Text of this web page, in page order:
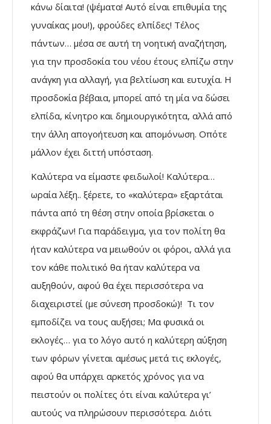
κάνω δίαιτα! (ψέματα! Αυτό είναι επιθυμία της
γυναίκας μου!), φρούδες ελπίδες! Τέλος
πάντων… μέσα σε αυτή τη νοητική αναζήτηση,
για την προσδοκία του νέου έτους ελπίζω στην
ανάγκη για αλλαγή, για βελτίωση και ευτυχία. Η
προσδοκία βέβαια, μπορεί από τη μία να δώσει
ελπίδα, κίνητρο και δημιουργικότητα, αλλά από
την άλλη απογοήτευση και απομόνωση. Οπότε
μάλλον έχει διττή υπόσταση.
Καλύτερα να είμαστε φειδωλοί! Καλύτερα…
ωραία λέξη.. ξέρετε, το «καλύτερα» εξαρτάται
πάντα από τη θέση στην οποία βρίσκεται ο
εκφράζων! Για παράδειγμα, για τον πολίτη θα
ήταν καλύτερα να μειωθούν οι φόροι, αλλά για
τον κάθε πολιτικό θα ήταν καλύτερα να
αυξηθούν, αφού θα έχει περισσότερα να
διαχειριστεί (με σύνεση προσδοκώ)! Τι τον
εμποδίζει να τους αυξήσει; Μα φυσικά οι
εκλογές… για το λόγο αυτό η καλύτερη αύξηση
των φόρων γίνεται αμέσως μετά τις εκλογές,
αφού θα υπάρχει αρκετός χρόνος για να
πειστούν οι πολίτες ότι είναι καλύτερα γι’
αυτούς να πληρώσουν περισσότερα. Διότι